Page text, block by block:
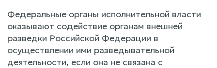
Федеральные органы исполнительной власти
оказывают содействие органам внешней
разведки Российской Федерации в
осуществлении ими разведывательной
деятельности, если она не связана с